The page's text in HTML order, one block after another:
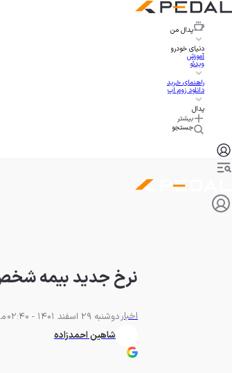
پدال من
دنیای خودرو
آموزش
ویدئو
راهنمای خرید
دانلود زوم اپ
پدال
بیشتر
جستجو
نرخ جدید بیمه شخص ثالث در سال 1402
اخباردوشنبه 29 اسفند 1401 - 02:40
شاهین احمدزاده